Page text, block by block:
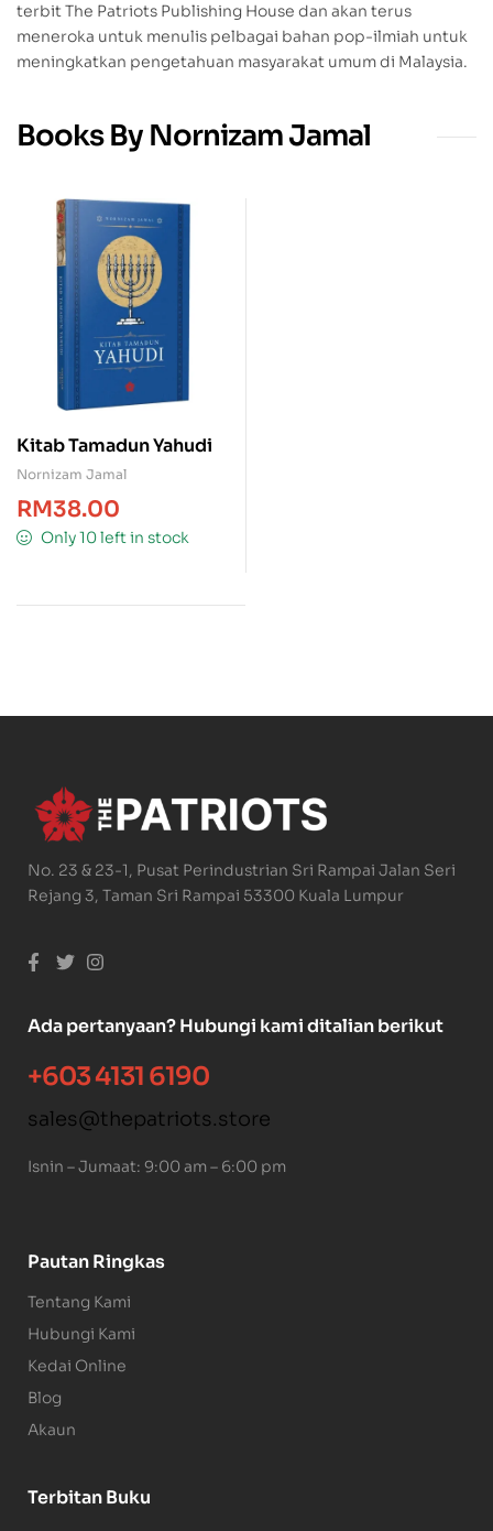
terbit The Patriots Publishing House dan akan terus
meneroka untuk menulis pelbagai bahan pop-ilmiah untuk
meningkatkan pengetahuan masyarakat umum di Malaysia.
Books By Nornizam Jamal
Kitab Tamadun Yahudi
Nornizam Jamal
RM38.00
Only 10 left in stock
No. 23 & 23-1, Pusat Perindustrian Sri Rampai Jalan Seri
Rejang 3, Taman Sri Rampai 53300 Kuala Lumpur
Ada pertanyaan? Hubungi kami ditalian berikut
+603 4131 6190
sales@thepatriots.store
Isnin – Jumaat: 9:00 am – 6:00 pm
Pautan Ringkas
Tentang Kami
Hubungi Kami
Kedai Online
Blog
Akaun
Terbitan Buku